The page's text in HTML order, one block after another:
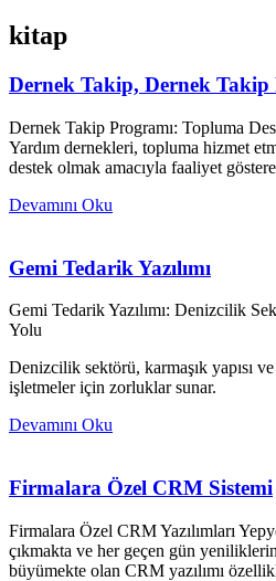
kitap
Dernek Takip, Dernek Takip
Dernek Takip Programı: Topluma
Yardım dernekleri, topluma hizmet
destek olmak amacıyla faaliyet
Devamını Oku
Gemi Tedarik Yazılımı
Gemi Tedarik Yazılımı: Denizcilik
Yolu
Denizcilik sektörü, karmaşık yapısı
işletmeler için zorluklar sunar.
Devamını Oku
Firmalara Özel CRM Sistemi
Firmalara Özel CRM Yazılımları
çıkmakta ve her geçen gün
büyümekte olan CRM yazılımı